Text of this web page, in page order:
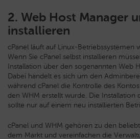
2. Web Host Manager
installieren
cPanel läuft auf Linux-Betriebssystemen
Wenn Sie cPanel selbst installieren
Installation über den sogenannten Web
Dabei handelt es sich um den
während cPanel die Kontrolle des
den WHM erstellt wurde. Die Installation
sollte nur auf einem neu installierten
cPanel und WHM gehören zu den
dem Markt und vereinfachen die